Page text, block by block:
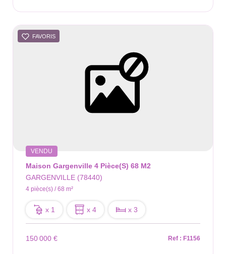
FAVORIS
VENDU
Maison Gargenville 4 Pièce(s) 68 M2
GARGENVILLE (78440)
4 pièce(s) / 68 m²
x 1 x 4 x 3
150 000 € Ref : F1156